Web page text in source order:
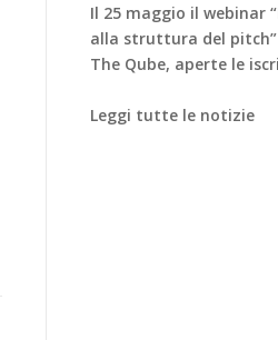
Il 25 maggio il webinar
alla struttura del
The Qube, aperte le
Leggi tutte le notizie